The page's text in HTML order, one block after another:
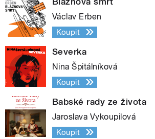
Václav Erben
Koupit
Severka
Nina Špitálníková
Koupit
Babské rady ze života
Jaroslava Vykoupilová
Koupit